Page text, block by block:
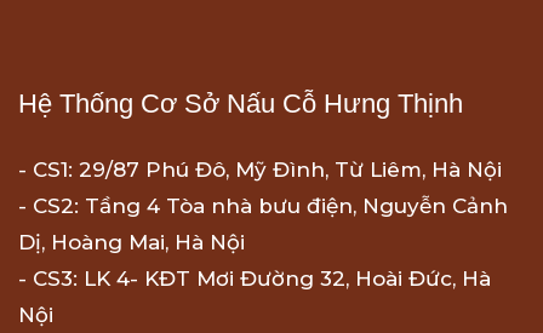
Hệ Thống Cơ Sở Nấu Cỗ Hưng Thịnh
- CS1: 29/87 Phú Đô, Mỹ Đình, Từ Liêm, Hà Nội
- CS2: Tầng 4 Tòa nhà bưu điện, Nguyễn Cảnh
Dị, Hoàng Mai, Hà Nội
- CS3: LK 4- KĐT Mơi Đường 32, Hoài Đức, Hà
Nội